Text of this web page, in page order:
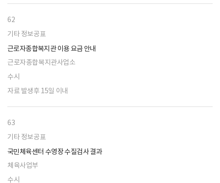
62
기타 정보공표
근로자종합복지관 이용 요금 안내
근로자종합복지관사업소
수시
자료 발생후 15일 이내
63
기타 정보공표
국민체육센터 수영장 수질검사 결과
체육사업부
수시